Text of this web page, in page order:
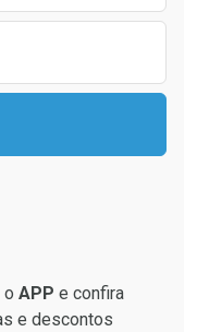
sem Desconto
sem Desconto
o APP e confira
e descontos